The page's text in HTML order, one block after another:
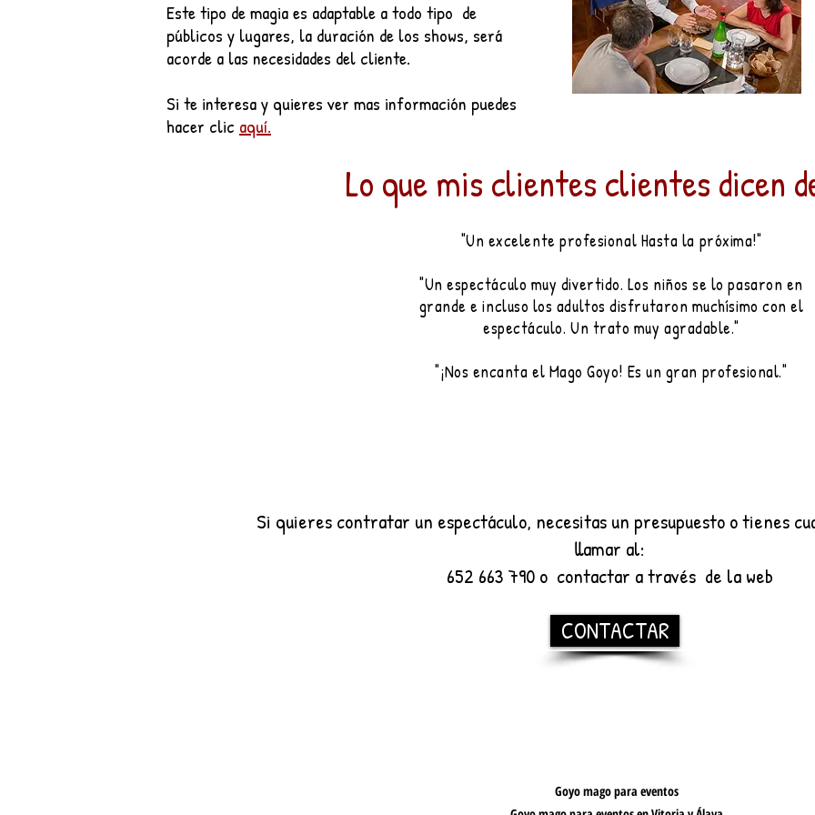
Este tipo de magia es adaptable a todo tipo de
públicos y lugares, la duración de los shows, será
acorde a las necesidades del cliente.
Si te interesa y quieres ver mas información puedes
hacer clic aquí.
Lo que mis clientes clientes dicen
"Un excelente profesional Hasta la próxima!"
"Un espectáculo muy divertido. Los niños se lo pasaron en
grande e incluso los adultos disfrutaron muchísimo con el
espectáculo. Un trato muy agradable."
"¡Nos encanta el Mago Goyo! Es un gran profesional."
Si quieres contratar un espectáculo, necesitas un presupuesto o tienes
llamar al:
652 663 790 o contactar a través de la web
CONTACTAR
Goyo mago para eventos